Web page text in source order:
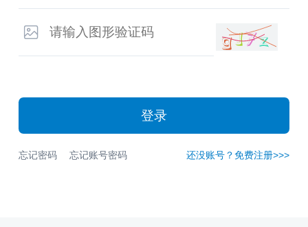
登录
忘记密码 忘记账号密码 还没账号？免费注册>>>